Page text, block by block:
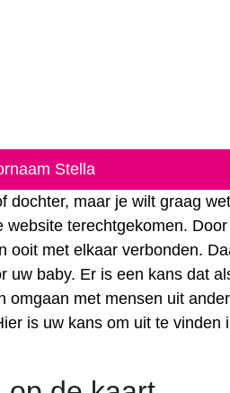
Stella
dochter, maar je wilt graag
terechtgekomen.
ooit met elkaar verbonden.
uw baby. Er is een kans dat
omgaan met mensen uit
is uw kans om uit te vinden